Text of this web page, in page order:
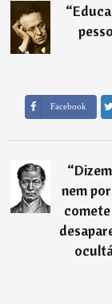
“
Facebook
“
nem